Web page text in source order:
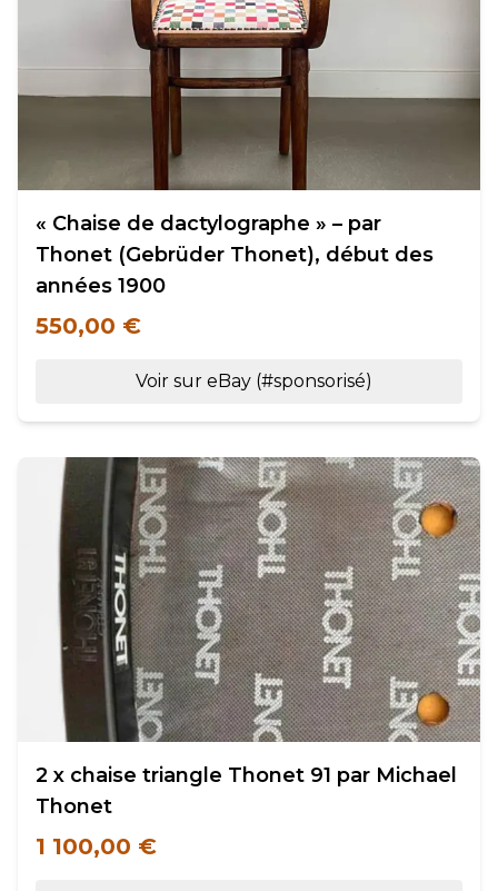
« Chaise de dactylographe » – par
Thonet (Gebrüder Thonet), début des
années 1900
550,00 €
Voir sur eBay (#sponsorisé)
2 x chaise triangle Thonet 91 par Michael
Thonet
1 100,00 €